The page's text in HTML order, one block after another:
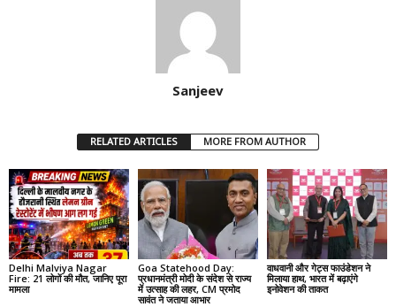
Sanjeev
RELATED ARTICLES MORE FROM AUTHOR
Delhi Malviya Nagar
Fire: 21 लोगों की मौत, जानिए पूरा
मामला
Goa Statehood Day:
प्रधानमंत्री मोदी के संदेश से राज्य
में उत्साह की लहर, CM प्रमोद
सावंत ने जताया आभार
वाधवानी और गेट्स फाउंडेशन ने
मिलाया हाथ, भारत में बढ़ाएंगे
इनोवेशन की ताकत